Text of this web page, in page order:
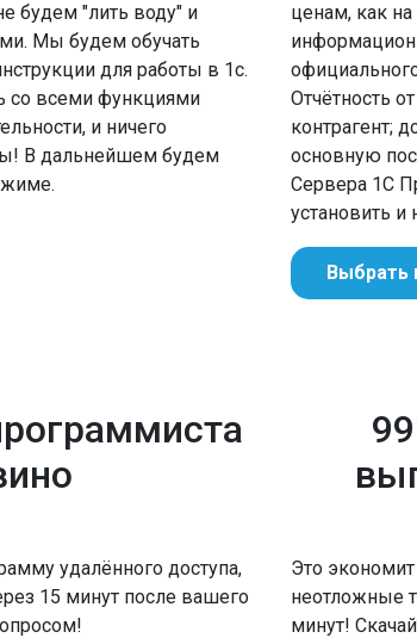
будем "лить воду" и
Мы будем обучать
для работы в 1с.
со всеми функциями
и ничего
В дальнейшем будем
ценам, как
Отчётность
контрагент;
основную
Сервера 1С
установить и
Выбрать
удалённого доступа,
15 минут после вашего
Это
неотложные
минут!